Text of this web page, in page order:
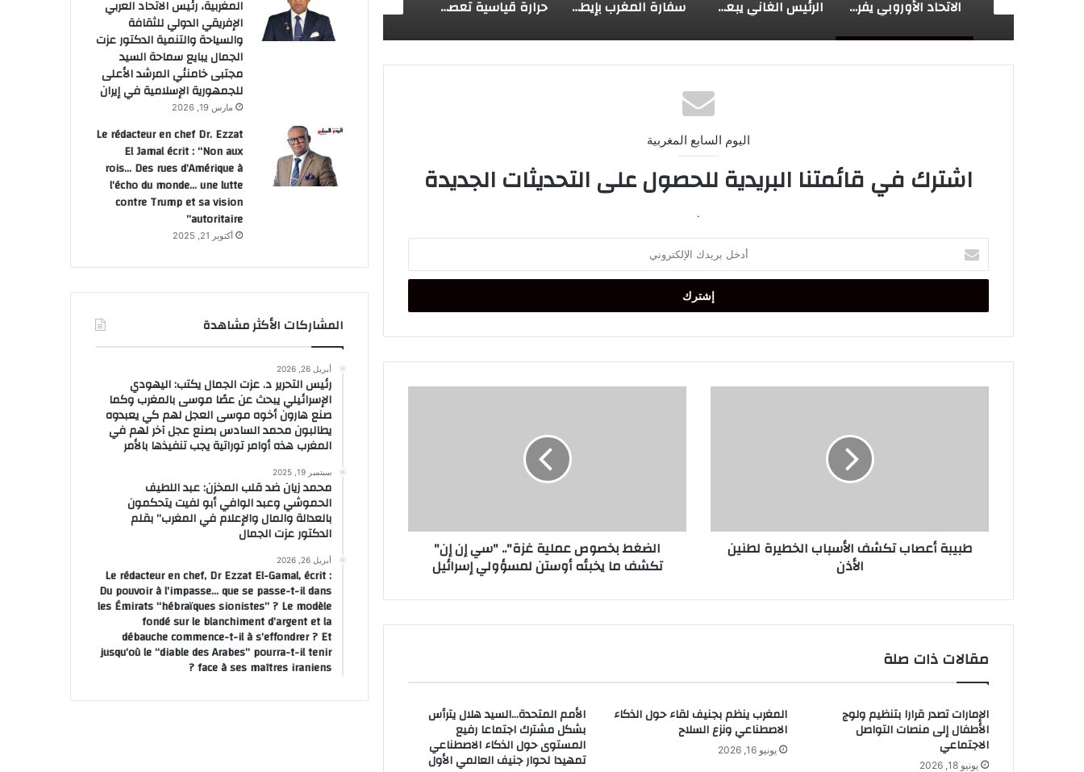
نائب بريطاني…الخطاب الملكي خارطة طريق لتسريع تقدم المملكة الاتحاد الأوروبي يفرض رسوما جمركية لمكافحة الإغراق على منتجات صينية الرئيس الغاني يبعث تحياته الأخوية إلى جلالة الملك ويعرب عن ارتياحه للتقدم المحرز في إطار التعاون الثنائي مع المغرب سفارة المغرب بإيطاليا تتابع باهتمام قضية وفاة المواطن المغربي فاكر عبد الرحيم حرارة قياسية تعصف بأوروبا.. تحسين شعلة يوضح أسبابها وتأثيرها على المغرب والمتوسط إضراب عام في البنوك التونسية يشل معاملات المواطنين ويتسبب في تداعيات اقتصادية “سبيس إكس” تطلق 81 قمرا صناعيا جديدا
اليوم السابع المغربية
اشترك في قائمتنا البريدية للحصول على التحديثات الجديدة
.
بريدك
الإلكتروني
طبيبة أعصاب تكشف الأسباب الخطيرة لطنين
الأذن
ما
أوستن
إسرائيل
الضغط بخصوص عملية غزة".. "سي إن إن"
تكشف ما يخبئه أوستن لمسؤولي إسرائيل
مقالات ذات صلة
الإمارات تصدر قرارا بتنظيم ولوج
الأطفال إلى منصات التواصل
الاجتماعي
يونيو 18, 2026
المغرب ينظم بجنيف لقاء حول الذكاء
الاصطناعي ونزع السلاح
يونيو 16, 2026
الأمم المتحدة…السيد هلال يترأس
بشكل مشترك اجتماعا رفيع
المستوى حول الذكاء الاصطناعي
تمهيدا لحوار جنيف العالمي الأول
المغربية، رئيس الاتحاد العربي
الإفريقي الدولي للثقافة
والسياحة والتنمية الدكتور عزت
الجمال يبايع سماحة السيد
مجتبى خامنئي المرشد الأعلى
للجمهورية الإسلامية في إيران
مارس 19, 2026
Le rédacteur en chef Dr. Ezzat
El Jamal écrit : “Non aux
rois… Des rues d’Amérique à
l’écho du monde… une lutte
contre Trump et sa vision
autoritaire”
أكتوبر 21, 2025
المشاركات الأكثر مشاهدة
أبريل 26, 2026
رئيس التحرير د. عزت الجمال يكتب: اليهودي
الإسرائيلي يبحث عن عصًا موسى بالمغرب وكما
صنع هارون أخوه موسى العجل لهم كي يعبدوه
يطالبون محمد السادس بصنع عجل آخر لهم في
المغرب هذه أوامر توراتية يجب تنفيذها بالأمر
سبتمبر 19, 2025
محمد زيان ضد قلب المخزن: عبد اللطيف
الحموشي وعبد الوافي أبو لفيت يتحكمون
بالعدالة والمال والإعلام في المغرب” بقلم
الدكتور عزت الجمال
أبريل 26, 2026
Le rédacteur en chef, Dr Ezzat El-Gamal, écrit :
Du pouvoir à l’impasse… que se passe-t-il dans
les Émirats “hébraïques sionistes” ? Le modèle
fondé sur le blanchiment d’argent et la
débauche commence-t-il à s’effondrer ? Et
jusqu’où le “diable des Arabes” pourra-t-il tenir
face à ses maîtres iraniens ?